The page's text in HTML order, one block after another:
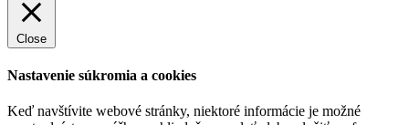
Close
Nastavenie súkromia a cookies
Keď navštívite webové stránky, niektoré informácie je možné